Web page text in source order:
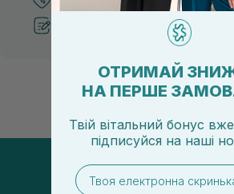
Рекомендації від косметологів
ОТРИМАЙ
НА ПЕРШЕ
Твій вітальний бонус
підписуйся на наші
email